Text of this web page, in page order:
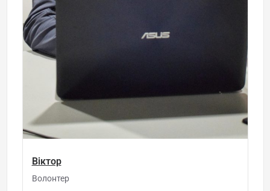
Віктор
Волонтер